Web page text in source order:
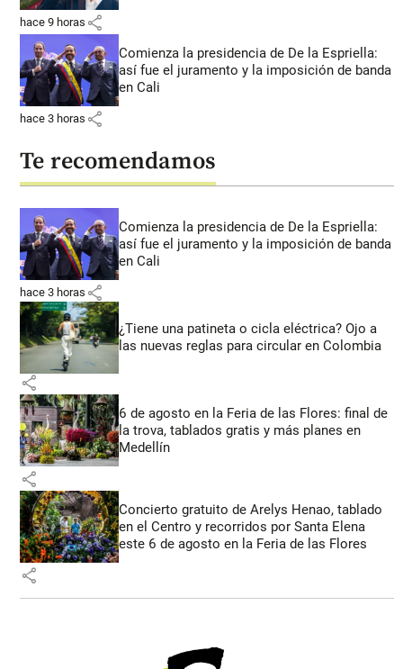
hace 9 horas share
Comienza la presidencia de De la Espriella:
así fue el juramento y la imposición de banda
en Cali
hace 3 horas share
Te recomendamos
Comienza la presidencia de De la Espriella:
así fue el juramento y la imposición de banda
en Cali
hace 3 horas share
¿Tiene una patineta o cicla eléctrica? Ojo a
las nuevas reglas para circular en Colombia
share
6 de agosto en la Feria de las Flores: final de
la trova, tablados gratis y más planes en
Medellín
share
Concierto gratuito de Arelys Henao, tablado
en el Centro y recorridos por Santa Elena
este 6 de agosto en la Feria de las Flores
share